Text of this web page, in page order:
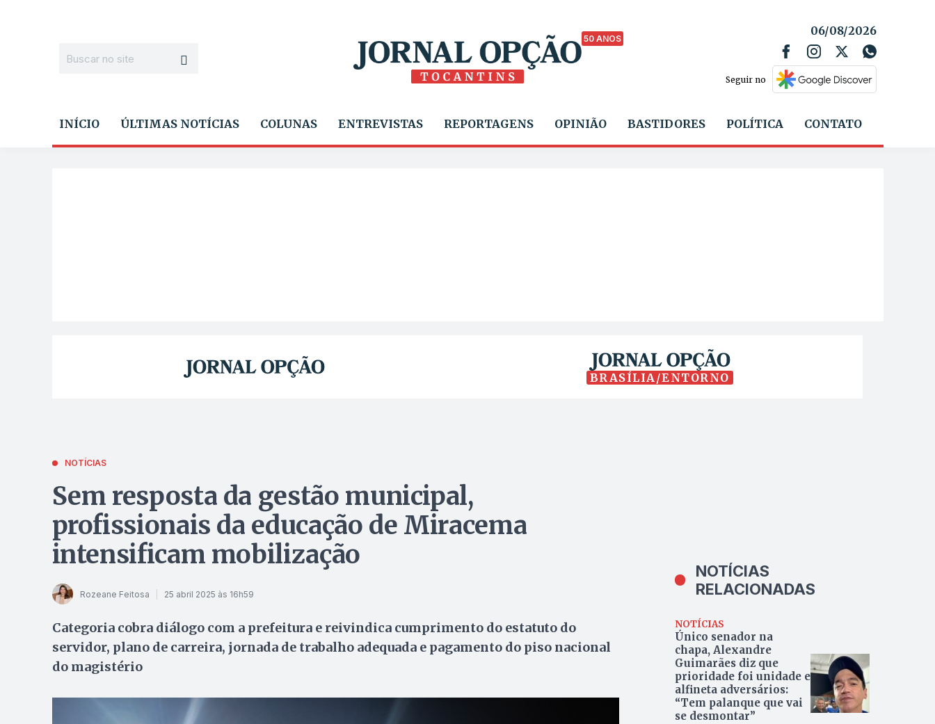
50 ANOS
06/08/2026
Seguir no
INÍCIO ÚLTIMAS NOTÍCIAS COLUNAS ENTREVISTAS REPORTAGENS OPINIÃO BASTIDORES POLÍTICA CONTATO
BRASÍLIA/ENTORNO
NOTÍCIAS
Sem resposta da gestão municipal,
profissionais da educação de Miracema
intensificam mobilização
Rozeane Feitosa 25 abril 2025 às 16h59
Categoria cobra diálogo com a prefeitura e reivindica cumprimento do estatuto do
servidor, plano de carreira, jornada de trabalho adequada e pagamento do piso nacional
do magistério
NOTÍCIAS
RELACIONADAS
NOTÍCIAS
Único senador na
chapa, Alexandre
Guimarães diz que
prioridade foi unidade e
alfineta adversários:
“Tem palanque que vai
se desmontar”